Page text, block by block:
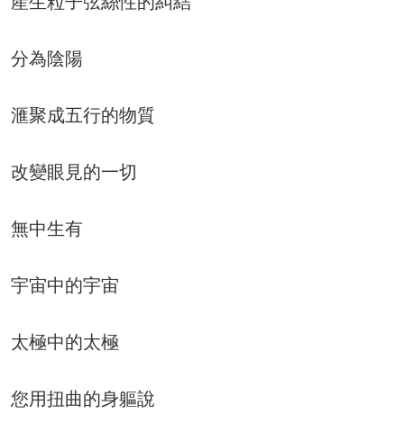
分為陰陽
滙聚成五行的物質
改變眼見的一切
無中生有
宇宙中的宇宙
太極中的太極
您用扭曲的身軀說